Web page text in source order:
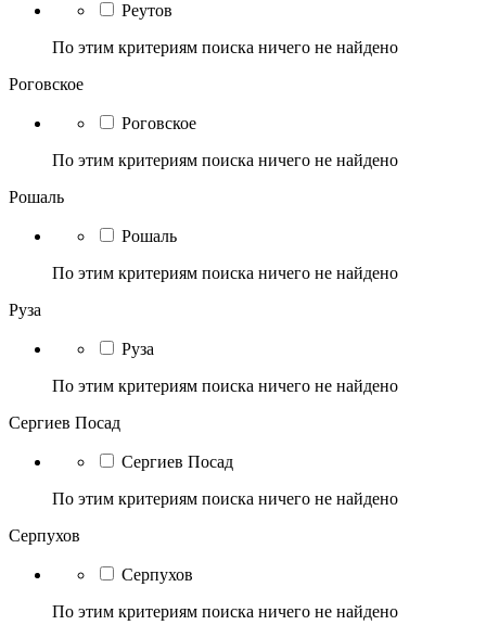
Реутов
По этим критериям поиска ничего не найдено
Роговское
Роговское
По этим критериям поиска ничего не найдено
Рошаль
Рошаль
По этим критериям поиска ничего не найдено
Руза
Руза
По этим критериям поиска ничего не найдено
Сергиев Посад
Сергиев Посад
По этим критериям поиска ничего не найдено
Серпухов
Серпухов
По этим критериям поиска ничего не найдено